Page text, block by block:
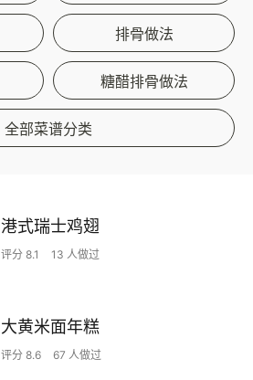
排骨做法
糖醋排骨做法
全部菜谱分类
港式瑞士鸡翅
评分 8.1 13 人做过
大黄米面年糕
评分 8.6 67 人做过